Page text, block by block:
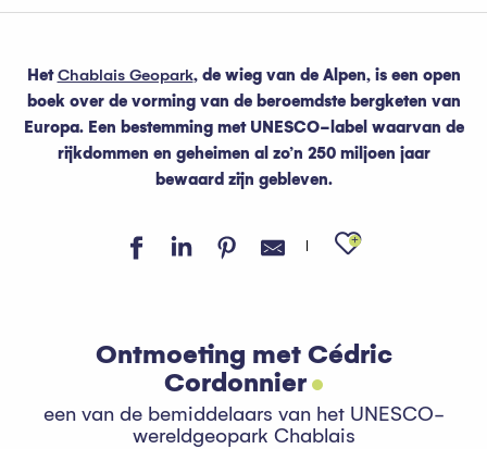
HetChablais Geopark, de wieg van de Alpen, is een open
boek over de vorming van de beroemdste bergketen van
Europa. Een bestemming met UNESCO-label waarvan de
rijkdommen en geheimen al zo’n 250 miljoen jaar
bewaard zijn gebleven.
Ajouter
Ontmoeting met Cédric
Cordonnier
een van de bemiddelaars van het UNESCO-
wereldgeopark Chablais